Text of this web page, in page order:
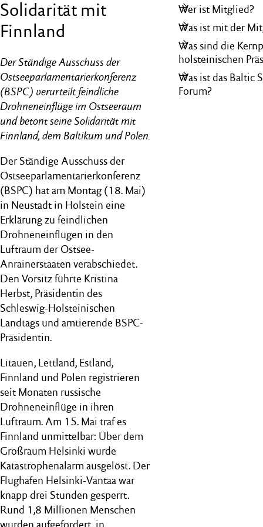
Solidarität mit
Finnland
Der Ständige Ausschuss der
Ostseeparlamentarierkonferenz
(BSPC) verurteilt feindliche
Drohneneinflüge im Ostseeraum
und betont seine Solidarität mit
Finnland, dem Baltikum und Polen.
Der Ständige Ausschuss der
Ostseeparlamentarierkonferenz
(BSPC) hat am Montag (18. Mai)
in Neustadt in Holstein eine
Erklärung zu feindlichen
Drohneneinflügen in den
Luftraum der Ostsee-
Anrainerstaaten verabschiedet.
Den Vorsitz führte Kristina
Herbst, Präsidentin des
Schleswig-Holsteinischen
Landtags und amtierende BSPC-
Präsidentin.
Litauen, Lettland, Estland,
Finnland und Polen registrieren
seit Monaten russische
Drohneneinflüge in ihren
Luftraum. Am 15. Mai traf es
Finnland unmittelbar: Über dem
Großraum Helsinki wurde
Katastrophenalarm ausgelöst. Der
Flughafen Helsinki-Vantaa war
knapp drei Stunden gesperrt.
Rund 1,8 Millionen Menschen
wurden aufgefordert, in
Wer ist Mitglied?
Was ist mit der
Was sind die
holsteinischen
Was ist das Baltic
Forum?